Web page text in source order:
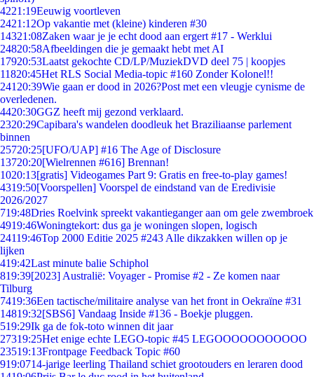
4221:19Eeuwig voortleven
2421:12Op vakantie met (kleine) kinderen #30
14321:08Zaken waar je je echt dood aan ergert #17 - Werklui
24820:58Afbeeldingen die je gemaakt hebt met AI
17920:53Laatst gekochte CD/LP/MuziekDVD deel 75 | koopjes
11820:45Het RLS Social Media-topic #160 Zonder Kolonel!!
241 20:39Wie gaan er dood in 2026?Post met een vleugje cynisme de
overledenen.
4420:30GGZ heeft mij gezond verklaard.
2320:29Capibara's wandelen doodleuk het Braziliaanse parlement
binnen
25720:25[UFO/UAP] #16 The Age of Disclosure
13720:20[Wielrennen #616] Brennan!
1020:13[gratis] Videogames Part 9: Gratis en free-to-play games!
4319:50[Voorspellen] Voorspel de eindstand van de Eredivisie
2026/2027
719:48Dries Roelvink spreekt vakantieganger aan om gele zwembroek
4919:46Woningtekort: dus ga je woningen slopen, logisch
24119:46Top 2000 Editie 2025 #243 Alle dikzakken willen op je
lijken
419:42Last minute balie Schiphol
819:39[2023] Australië: Voyager - Promise #2 - Ze komen naar
Tilburg
7419:36Een tactische/militaire analyse van het front in Oekraïne #31
14819:32[SBS6] Vandaag Inside #136 - Boekje pluggen.
519:29Ik ga de fok-toto winnen dit jaar
27319:25Het enige echte LEGO-topic #45 LEGOOOOOOOOOOO
23519:13Frontpage Feedback Topic #60
919:0714-jarige leerling Thailand schiet grootouders en leraren dood